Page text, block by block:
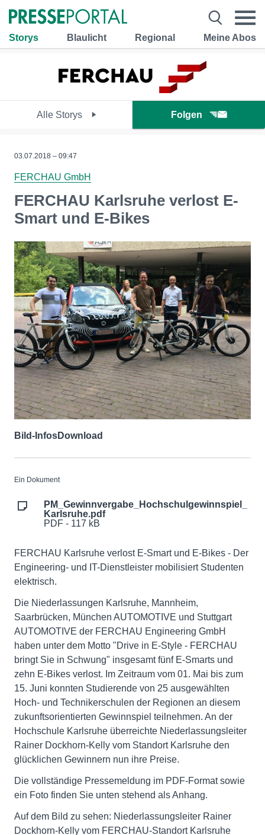
Storys Blaulicht Regional Meine Abos
Alle Storys Folgen
03.07.2018 – 09:47
FERCHAU GmbH
FERCHAU Karlsruhe verlost E-
Smart und E-Bikes
Bild-InfosDownload
Ein Dokument
PM_Gewinnvergabe_Hochschulgewinnspiel_
Karlsruhe.pdf
PDF - 117 kB
FERCHAU Karlsruhe verlost E-Smart und E-Bikes - Der
Engineering- und IT-Dienstleister mobilisiert Studenten
elektrisch.
Die Niederlassungen Karlsruhe, Mannheim,
Saarbrücken, München AUTOMOTIVE und Stuttgart
AUTOMOTIVE der FERCHAU Engineering GmbH
haben unter dem Motto "Drive in E-Style - FERCHAU
bringt Sie in Schwung" insgesamt fünf E-Smarts und
zehn E-Bikes verlost. Im Zeitraum vom 01. Mai bis zum
15. Juni konnten Studierende von 25 ausgewählten
Hoch- und Technikerschulen der Regionen an diesem
zukunftsorientierten Gewinnspiel teilnehmen. An der
Hochschule Karlsruhe überreichte Niederlassungsleiter
Rainer Dockhorn-Kelly vom Standort Karlsruhe den
glücklichen Gewinnern nun ihre Preise.
Die vollständige Pressemeldung im PDF-Format sowie
ein Foto finden Sie unten stehend als Anhang.
Auf dem Bild zu sehen: Niederlassungsleiter Rainer
Dockhorn-Kelly vom FERCHAU-Standort Karlsruhe